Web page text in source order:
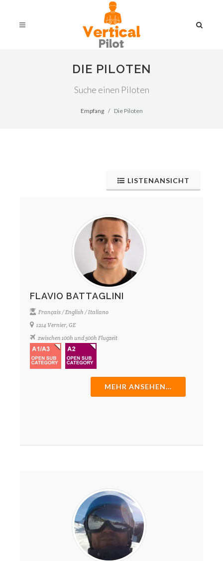
DIE PILOTEN
Suche einen Piloten
Empfang Die Piloten
LISTENANSICHT
FLAVIO BATTAGLINI
Français / English / Italiano
1214 Vernier, GE
zwischen 100h und 500h Flugzeit
MEHR ANSEHEN...